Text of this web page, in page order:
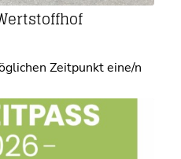
Zeitpunkt eine/n